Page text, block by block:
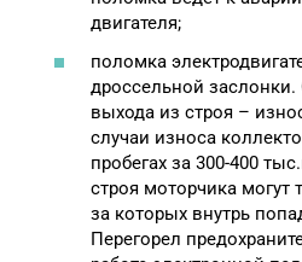
двигателя;
поломка
дроссельной
выхода из строя –
случаи износа
пробегах за 300-400
строя моторчика могут
за которых внутрь
Перегорел